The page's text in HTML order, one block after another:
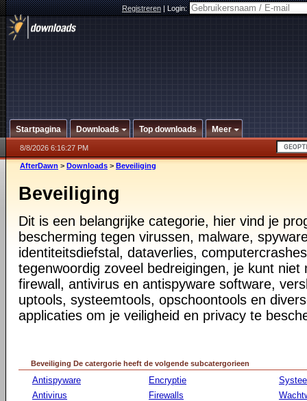
Registreren|Login:
Startpagina Downloads Top downloads Meer
8/8/2026 6:16:27 PM
AfterDawn > Downloads > Beveiliging
Beveiliging
Dit is een belangrijke categorie, hier vind je
bescherming tegen virussen, malware,
identiteitsdiefstal, dataverlies,
tegenwoordig zoveel bedreigingen, je kunt
firewall, antivirus en antispyware software,
uptools, systeemtools, opschoontools en
applicaties om je veiligheid en privacy te
Beveiliging De catergorie heeft de volgende subcatergorieen
Antispyware
Antivirus
Encryptie
Firewalls